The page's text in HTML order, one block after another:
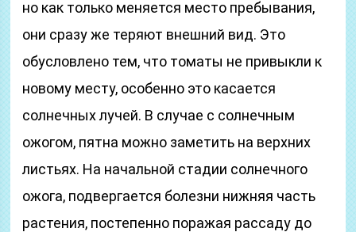
но как только меняется место пребывания,
они сразу же теряют внешний вид. Это
обусловлено тем, что томаты не привыкли к
новому месту, особенно это касается
солнечных лучей. В случае с солнечным
ожогом, пятна можно заметить на верхних
листьях. На начальной стадии солнечного
ожога, подвергается болезни нижняя часть
растения, постепенно поражая рассаду до